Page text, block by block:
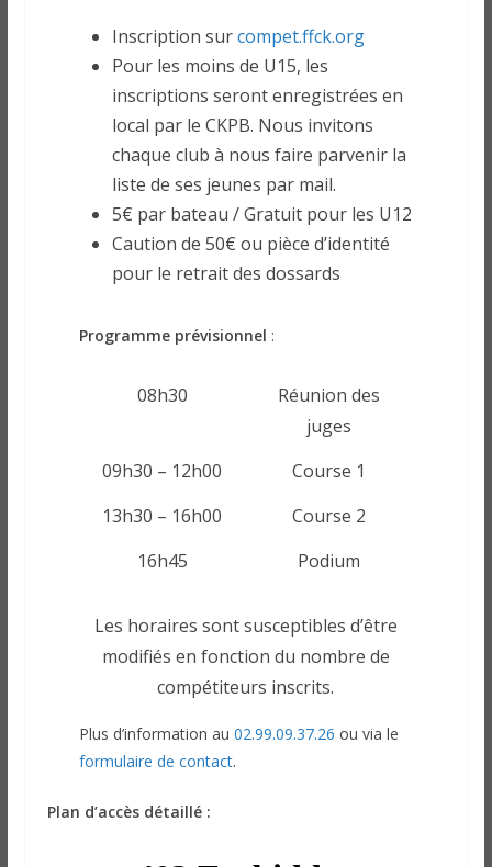
Inscription surcompet.ffck.org
Pour les moins de U15, les
inscriptions seront enregistrées en
local par le CKPB. Nous invitons
chaque club à nous faire parvenir la
liste de ses jeunes par mail.
5€ par bateau / Gratuit pour les U12
Caution de 50€ ou pièce d’identité
pour le retrait des dossards
Programme prévisionnel :
08h30
Réunion des
juges
09h30 – 12h00
Course 1
13h30 – 16h00
Course 2
16h45
Podium
Les horaires sont susceptibles d’être
modifiés en fonction du nombre de
compétiteurs inscrits.
Plus d’information au 02.99.09.37.26 ou via le
formulaire de contact.
Plan d’accès détaillé :